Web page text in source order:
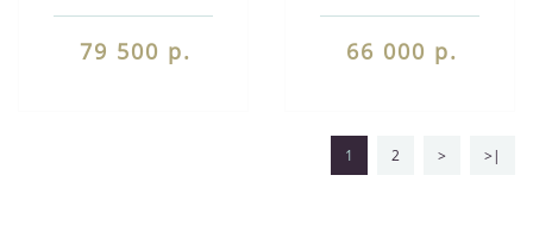
79 500 р. 66 000 р.
1 2 > >|